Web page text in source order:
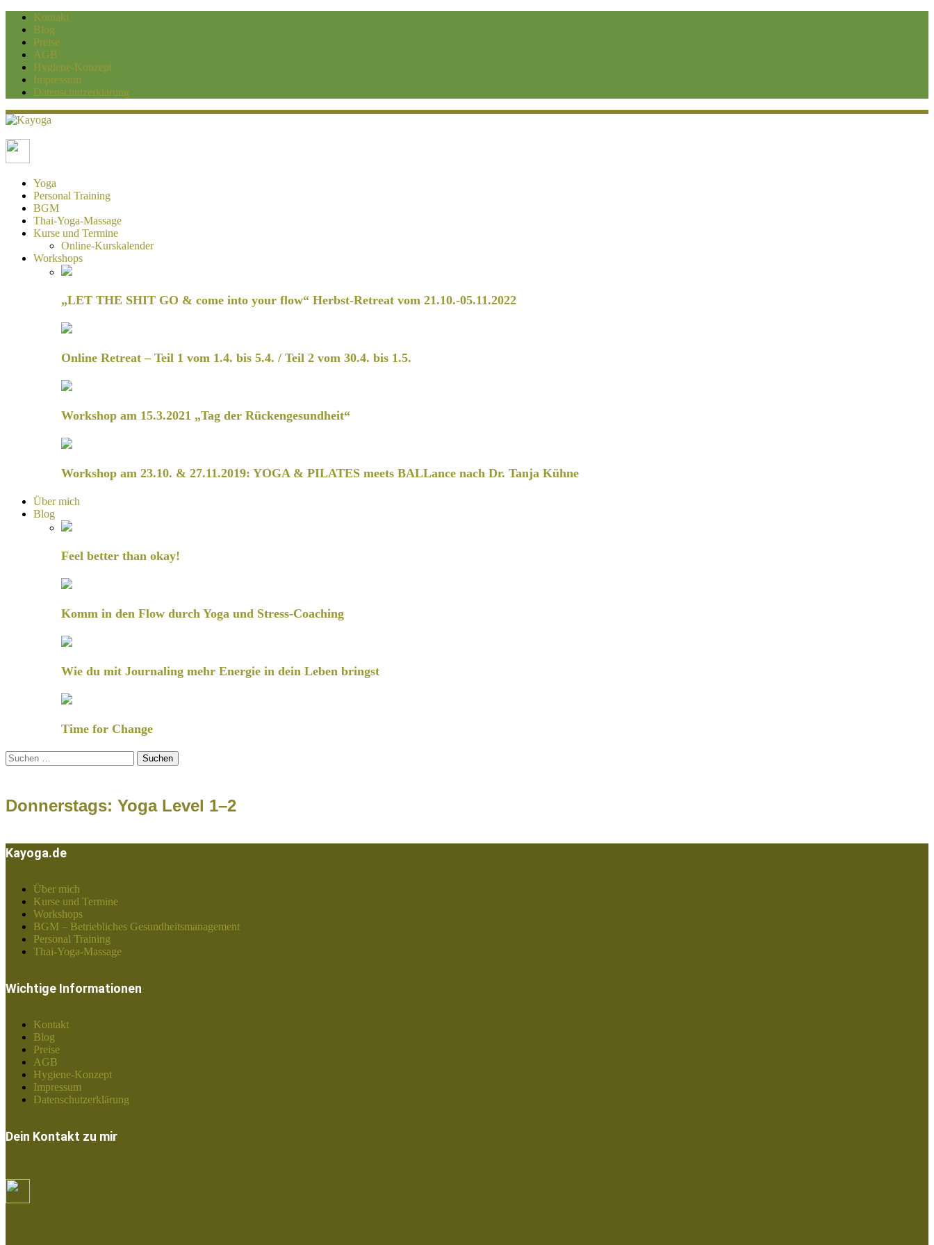
Kontakt
Blog
Preise
AGB
Hygiene-Konzept
Impressum
Datenschutzerklärung
Kayoga
Yoga und Personaltraining Duisburg
Yoga
Personal Training
BGM
Thai-Yoga-Massage
Kurse und Termine
Online-Kurskalender
Workshops
„LET THE SHIT GO & come into your flow“ Herbst-Retreat vom 21.10.-05.11.2022
Online Retreat – Teil 1 vom 1.4. bis 5.4. / Teil 2 vom 30.4. bis 1.5.
Workshop am 15.3.2021 „Tag der Rückengesundheit“
Workshop am 23.10. & 27.11.2019: YOGA & PILATES meets BALLance nach Dr. Tanja Kühne
Über mich
Blog
Feel better than okay!
Komm in den Flow durch Yoga und Stress-Coaching
Wie du mit Journaling mehr Energie in dein Leben bringst
Time for Change
Suchen
nach:
Donnerstags: Yoga Level 1–2
Kayoga.de
Über mich
Kurse und Termine
Workshops
BGM – Betriebliches Gesundheitsmanagement
Personal Training
Thai-Yoga-Massage
Wichtige Informationen
Kontakt
Blog
Preise
AGB
Hygiene-Konzept
Impressum
Datenschutzerklärung
Dein Kontakt zu mir